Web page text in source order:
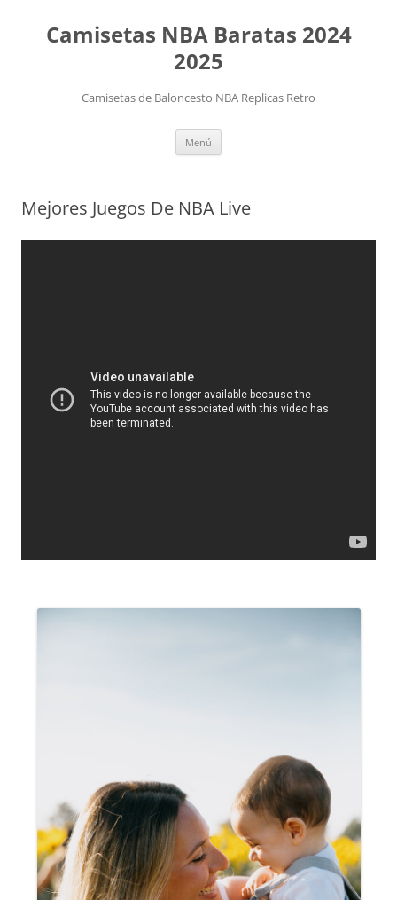
Camisetas NBA Baratas 2024
2025
Camisetas de Baloncesto NBA Replicas Retro
Menú
Mejores Juegos De NBA Live